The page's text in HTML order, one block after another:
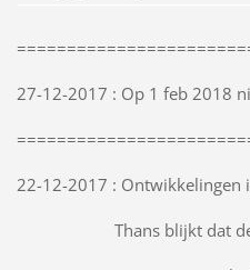
27-12-2017 : Op 1 feb 2018
22-12-2017 : Ontwikkelingen
Thans blijkt dat de